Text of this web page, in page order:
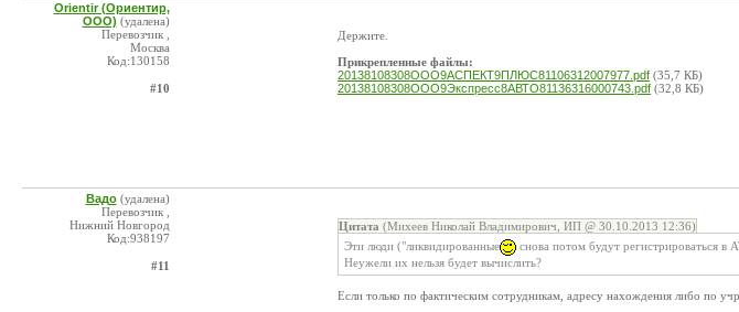
Orientir (Ориентир,
ООО) (удалена)
Перевозчик ,
Москва
Код:130158
#10
Держите.
Прикрепленные файлы:
20138108308ООО9АСПЕКТ9ПЛЮС81106312007977.pdf (35,7 КБ)
20138108308ООО9Экспресс8АВТО81136316000743.pdf (32,8 КБ)
Вадо (удалена)
Перевозчик ,
Нижний Новгород
Код:938197
#11
Цитата (Михеев Николай Владимирович, ИП @ 30.10.2013 12:36)
Эти люди ("ликвидированные
снова потом будут регистрироваться в
Неужели их нельзя будет вычислить?
Если только по фактическим сотрудникам, адресу нахождения либо по